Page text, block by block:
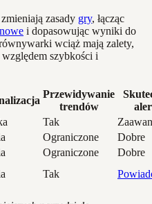
zmieniają zasady gry, łącząc
i dopasowując wyniki do
wciąż mają zalety,
szybkości i
Przewidywanie
trendów
Tak
Ograniczone
Dobre
Ograniczone
Dobre
Tak